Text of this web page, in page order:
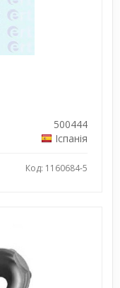
500444
Іспанія
Код: 1160684-5